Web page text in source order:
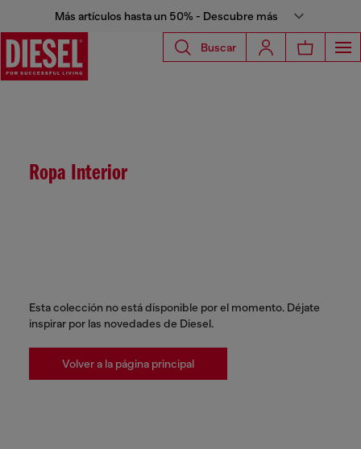
Más artículos hasta un 50% - Descubre más
Buscar
Ropa Interior
Esta colección no está disponible por el momento. Déjate
inspirar por las novedades de Diesel.
Volver a la página principal